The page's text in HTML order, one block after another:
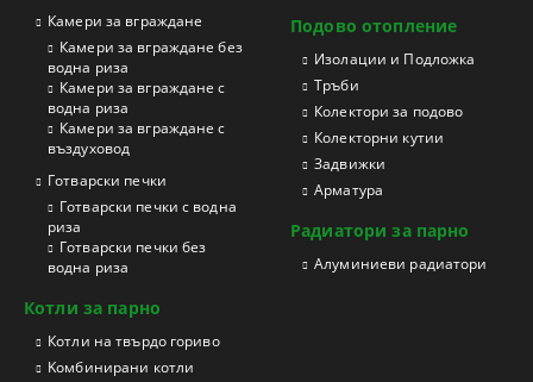
Камери за вграждане
Камери за вграждане без
водна риза
Камери за вграждане с
водна риза
Камери за вграждане с
въздуховод
Готварски печки
Готварски печки с водна
риза
Готварски печки без
водна риза
Котли за парно
Котли на твърдо гориво
Kомбинирани котли
Подово отопление
Изолации и Подложка
Тръби
Колектори за подово
Колекторни кутии
Задвижки
Арматура
Радиатори за парно
Aлуминиеви радиатори